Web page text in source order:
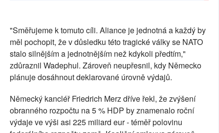
"Směřujeme k tomuto cíli. Aliance je jednotná a každý by
měl pochopit, že v důsledku této tragické války se NATO
stalo silnějším a jednotnějším než kdykoli předtím,"
zdůraznil Wadephul. Zároveň neupřesnil, kdy Německo
plánuje dosáhnout deklarované úrovně výdajů.
Německý kancléř Friedrich Merz dříve řekl, že zvýšení
obranného rozpočtu na 5 % HDP by znamenalo roční
výdaje ve výši asi 225 miliard eur - téměř polovinu